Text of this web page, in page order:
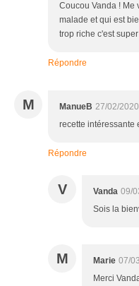
Coucou Vanda ! Me
malade et qui est
trop riche c'est
Répondre
M ManueB 27/02/
recette intéressante
Répondre
V Vanda 09/
Sois la
M Marie 07/
Merci